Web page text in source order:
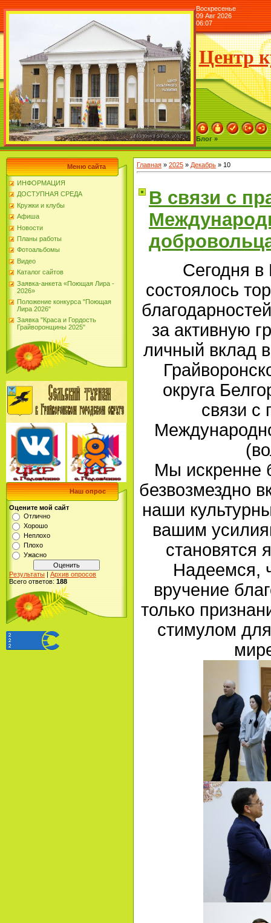
Воскресенье
09 Авг 2026
06:07
Центр
Блог »
Меню сайта
ИНФОРМАЦИЯ
ДОСТУПНАЯ СРЕДА
Кружки и клубы
Афиша
Новости
Планы работы
Фотоальбомы
Видео
Каталог сайтов
Заявка-анкета «Поющая Лира -
2026»
Положение конкурса "Поющая
Лира 2026"
Заявка "Краса и Гордость
Грайворонщины 2025"
Наш опрос
Оцените мой сайт
Отлично
Хорошо
Неплохо
Плохо
Ужасно
Результаты | Архив опросов
Всего ответов: 188
Главная » 2025 » Декабрь » 10
В связи с
Сегодня в
состоялось
за активную
личный вклад
округа
связи с
Мы искренне
безвозмездно
наши
вашим
становятся
Надеемся,
вручение
только
стимулом